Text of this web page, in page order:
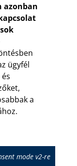
azonban
ügyfél
a
mode v2-re